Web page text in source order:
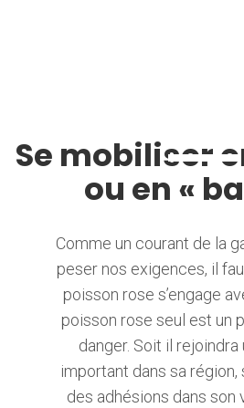
Se mobiliser
ou en «
Comme un courant de la
peser nos exigences, il
poisson rose s’engage
poisson rose seul est un
danger. Soit il rejoindra
important dans sa
des adhésions dans son